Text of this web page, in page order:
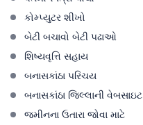
કોમ્પ્યુટર શીખો
બેટી બચાવો બેટી પઢાઓ
શિષ્યવૃત્તિ સહાય
બનાસકાંઠા પરિચય
બનાસકાંઠા જિલ્લાની વેબસાઇટ
જમીનના ઉતારા જોવા માટે